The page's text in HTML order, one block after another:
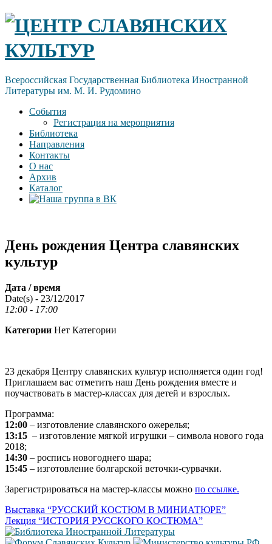
Skip
content
ЦЕНТР СЛАВЯНСКИХ
КУЛЬТУР
Всероссийская Государственная Библиотека Иностранной
Литературы им. М. И. Рудомино
События
Регистрация на мероприятия
Библиотека
Направления
Контакты
О нас
Архив
Каталог
День рождения Центра славянских
культур
Дата / время
Date(s) - 23/12/2017
12:00 - 17:00
Категории Нет Категории
23 декабря Центру славянских культур исполняется один год!
Приглашаем вас отметить наш День рождения вместе и
поучаствовать в мастер-классах для детей и взрослых.
Программа:
12:00 – изготовление славянского ожерелья;
13:15 – изготовление мягкой игрушки – символа нового года
2018;
14:30 – роспись новогоднего шара;
15:45 – изготовление болгарской веточки-сурвачки.
Зарегистрироваться на мастер-классы можно по ссылке.
Навигация
по
Выставка “РУССКИЙ КОСТЮМ В МИНИАТЮРЕ”
Лекция “ИСТОРИЯ РУССКОГО КОСТЮМА”